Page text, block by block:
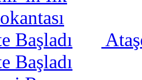
Başladı